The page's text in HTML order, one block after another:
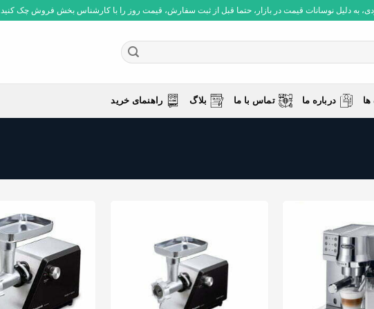
به دلیل نوسانات قیمت در بازار، حتما قبل از ثبت سفارش، قیمت روز را با کارشناس بخش فروش چک کنید. 09173455020
درباره ما تماس با ما بلاگ راهنمای خرید